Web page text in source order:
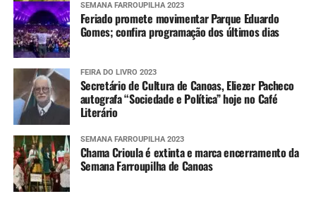
SEMANA FARROUPILHA 2023
Feriado promete movimentar Parque Eduardo
Gomes; confira programação dos últimos dias
FEIRA DO LIVRO 2023
Secretário de Cultura de Canoas, Eliezer Pacheco
autografa “Sociedade e Política” hoje no Café
Literário
SEMANA FARROUPILHA 2023
Chama Crioula é extinta e marca encerramento da
Semana Farroupilha de Canoas